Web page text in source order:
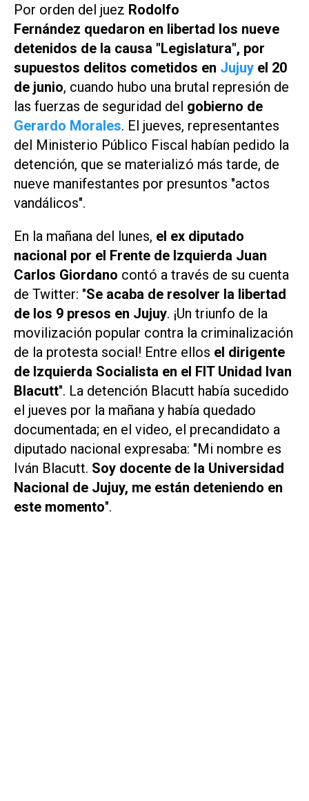
Por orden del juez Rodolfo
Fernández quedaron en libertad los nueve
detenidos de la causa "Legislatura", por
supuestos delitos cometidos en Jujuy el 20
de junio, cuando hubo una brutal represión de
las fuerzas de seguridad del gobierno de
Gerardo Morales. El jueves, representantes
del Ministerio Público Fiscal habían pedido la
detención, que se materializó más tarde, de
nueve manifestantes por presuntos "actos
vandálicos".
En la mañana del lunes, el ex diputado
nacional por el Frente de Izquierda Juan
Carlos Giordano contó a través de su cuenta
de Twitter: "Se acaba de resolver la libertad
de los 9 presos en Jujuy. ¡Un triunfo de la
movilización popular contra la criminalización
de la protesta social! Entre ellos el dirigente
de Izquierda Socialista en el FIT Unidad Ivan
Blacutt". La detención Blacutt había sucedido
el jueves por la mañana y había quedado
documentada; en el video, el precandidato a
diputado nacional expresaba: "Mi nombre es
Iván Blacutt. Soy docente de la Universidad
Nacional de Jujuy, me están deteniendo en
este momento".